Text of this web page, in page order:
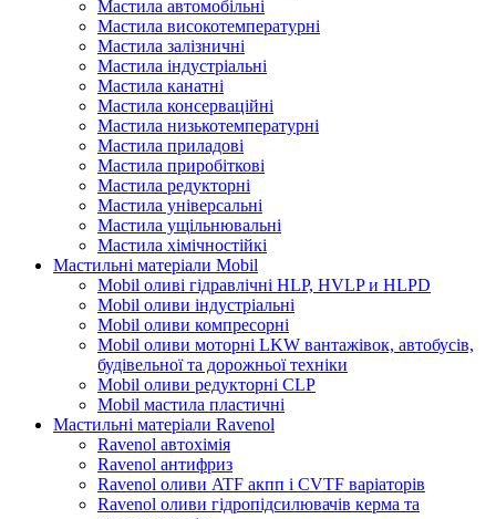
Мастила автомобільні
Мастила високотемпературні
Мастила залізничні
Мастила індустріальні
Мастила канатні
Мастила консерваційні
Мастила низькотемпературні
Мастила приладові
Мастила приробіткові
Мастила редукторні
Мастила універсальні
Мастила ущільнювальні
Мастила хімічностійкі
Мастильні матеріали Mobil
Mobil оливі гідравлічні HLP, HVLP и HLPD
Mobil оливи індустріальні
Mobil оливи компресорні
Mobil оливи моторні LKW вантажівок, автобусів,
будівельної та дорожньої техніки
Mobil оливи редукторні CLP
Mobil мастила пластичні
Мастильні матеріали Ravenol
Ravenol автохімія
Ravenol антифриз
Ravenol оливи ATF акпп і CVTF варіаторів
Ravenol оливи гідропідсилювачів керма та